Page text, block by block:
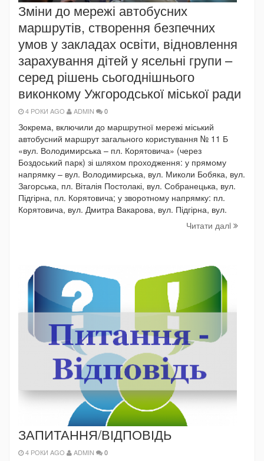
Зміни до мережі автобусних
маршрутів, створення безпечних
умов у закладах освіти, відновлення
зарахування дітей у ясельні групи –
серед рішень сьогоднішнього
виконкому Ужгородської міської ради
4 РОКИ AGO ADMIN 0
Зокрема, включили до маршрутної мережі міський
автобусний маршрут загального користування № 11 Б
«вул. Володимирська – пл. Корятовича» (через
Боздоський парк) зі шляхом проходження: у прямому
напрямку – вул. Володимирська, вул. Миколи Бобяка, вул.
Загорська, пл. Віталія Постолакі, вул. Собранецька, вул.
Підгірна, пл. Корятовича; у зворотному напрямку: пл.
Корятовича, вул. Дмитра Вакарова, вул. Підгірна, вул.
Читати далi
ЗАПИТАННЯ/ВІДПОВІДЬ
4 РОКИ AGO ADMIN 0